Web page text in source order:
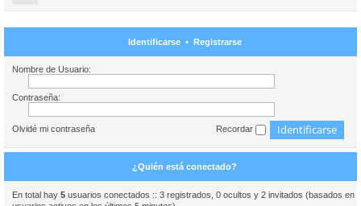
Identificarse• Registrarse
Nombre de Usuario:
Contraseña:
Olvidé mi contraseña Recordar
¿Quién está conectado?
En total hay 5 usuarios conectados :: 3 registrados, 0 ocultos y 2 invitados (basados en